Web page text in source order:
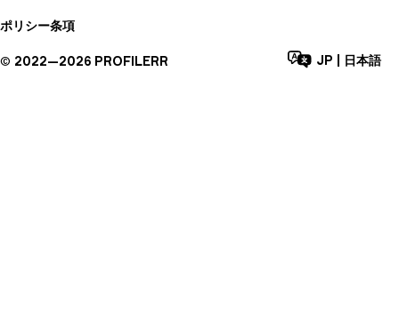
ポリシー条項
© 2022—2026 PROFILERR JP 日本語